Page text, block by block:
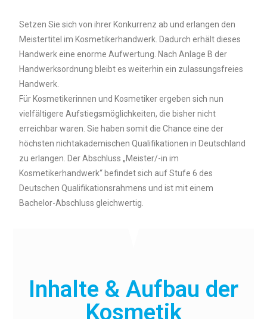
Setzen Sie sich von ihrer Konkurrenz ab und erlangen den
Meistertitel im Kosmetikerhandwerk. Dadurch erhält dieses
Handwerk eine enorme Aufwertung. Nach Anlage B der
Handwerksordnung bleibt es weiterhin ein zulassungsfreies
Handwerk.
Für Kosmetikerinnen und Kosmetiker ergeben sich nun
vielfältigere Aufstiegsmöglichkeiten, die bisher nicht
erreichbar waren. Sie haben somit die Chance eine der
höchsten nichtakademischen Qualifikationen in Deutschland
zu erlangen. Der Abschluss „Meister/-in im
Kosmetikerhandwerk“ befindet sich auf Stufe 6 des
Deutschen Qualifikationsrahmens und ist mit einem
Bachelor-Abschluss gleichwertig.
Inhalte & Aufbau der
Kosmetik